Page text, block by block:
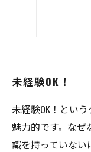
未経験OK！
未経験OK！とい
魅力的です。な
識を持っていな